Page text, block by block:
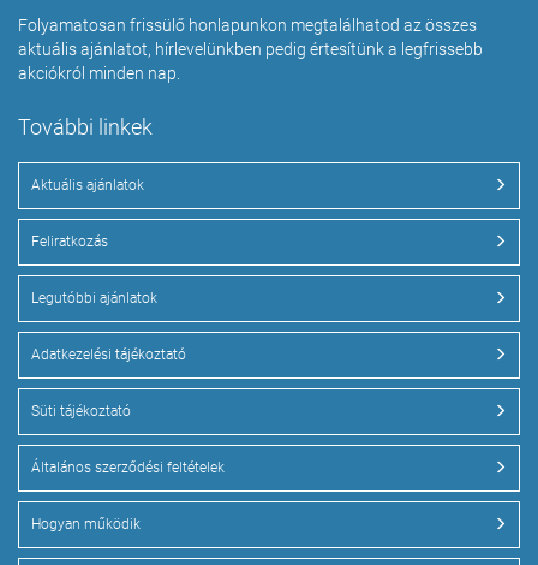
Folyamatosan frissülő honlapunkon megtalálhatod az összes
aktuális ajánlatot, hírlevelünkben pedig értesítünk a legfrissebb
akciókról minden nap.
További linkek
Aktuális ajánlatok
Feliratkozás
Legutóbbi ajánlatok
Adatkezelési tájékoztató
Süti tájékoztató
Általános szerződési feltételek
Hogyan működik